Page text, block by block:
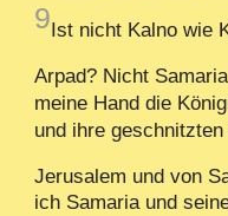
9Ist nicht Kalno wie
Arpad? Nicht
meine Hand die
und ihre
Jerusalem und von
ich Samaria und